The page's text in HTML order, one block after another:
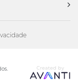
Created by